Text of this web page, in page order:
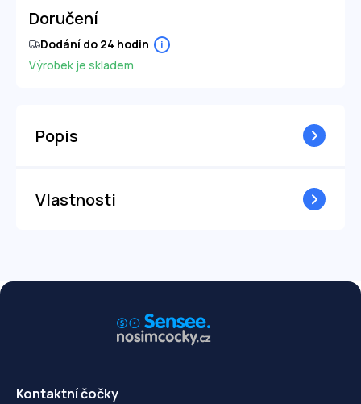
Doručení
Výrobek je skladem
Dodání do 24 hodin i
Popis
Vlastnosti
Kontaktní čočky